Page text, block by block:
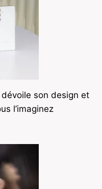
dévoile son design et
l’imaginez